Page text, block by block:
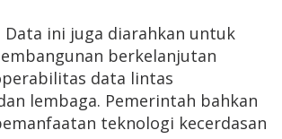
Data ini juga diarahkan untuk
berkelanjutan
data lintas
lembaga. Pemerintah bahkan
teknologi kecerdasan